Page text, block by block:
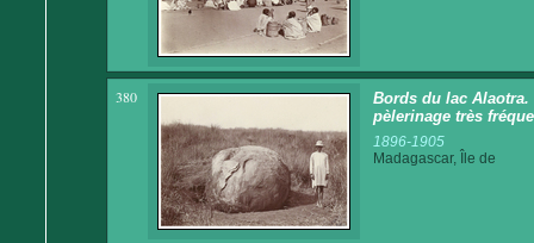
380
Bords du lac
pèlerinage très
1896-1905
Madagascar, Île de